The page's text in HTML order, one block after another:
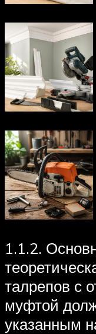
1.1.2.
талрепов с
муфтой
указанным